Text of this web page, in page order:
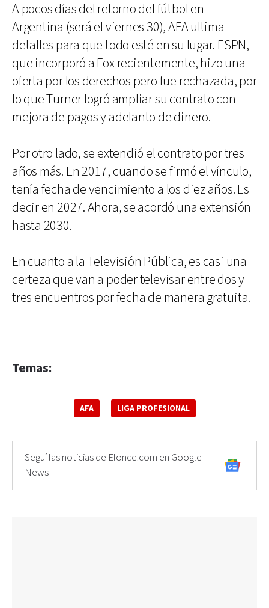
A pocos días del retorno del fútbol en
Argentina (será el viernes 30), AFA ultima
detalles para que todo esté en su lugar. ESPN,
que incorporó a Fox recientemente, hizo una
oferta por los derechos pero fue rechazada, por
lo que Turner logró ampliar su contrato con
mejora de pagos y adelanto de dinero.
Por otro lado, se extendió el contrato por tres
años más. En 2017, cuando se firmó el vínculo,
tenía fecha de vencimiento a los diez años. Es
decir en 2027. Ahora, se acordó una extensión
hasta 2030.
En cuanto a la Televisión Pública, es casi una
certeza que van a poder televisar entre dos y
tres encuentros por fecha de manera gratuita.
Temas:
AFA LIGA PROFESIONAL
Seguí las noticias de Elonce.com en Google
News